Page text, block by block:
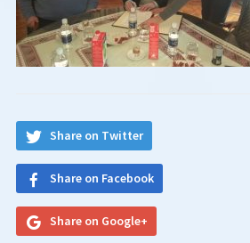
Share on Twitter
Share on Facebook
Share on Google+